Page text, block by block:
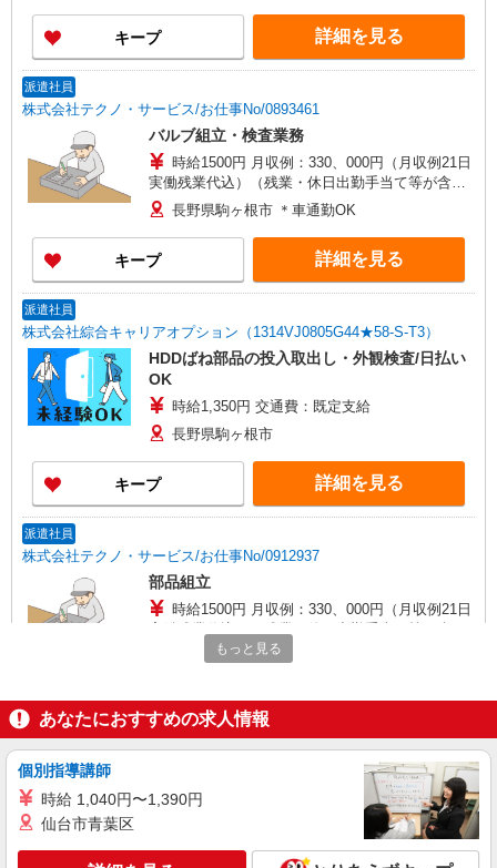
キープ 詳細を見る
派遣社員
株式会社テクノ・サービス/お仕事No/0893461
バルブ組立・検査業務
時給1500円 月収例：330、000円（月収例21日
実働残業代込）（残業・休日出勤手当て等が含ま
れています） 交通費全額支給
長野県駒ヶ根市 ＊車通勤OK
キープ 詳細を見る
派遣社員
株式会社綜合キャリアオプション（1314VJ0805G44★58-S-T3）
HDDばね部品の投入取出し・外観検査/日払い
OK
時給1,350円 交通費：既定支給
長野県駒ヶ根市
キープ 詳細を見る
派遣社員
株式会社テクノ・サービス/お仕事No/0912937
部品組立
時給1500円 月収例：330、000円（月収例21日
れています） 交通費全額支給
長野県駒ヶ根市 ＊車通勤OK
キープ 詳細を見る
株式会社綜合キャリアオプション（1314VJ0805G43★89-N-T4）
医療用装置のキカイ操作・顕微鏡はんだ付け/
時給1,350円 交通費：既定支給
もっと見る
あなたにおすすめの求人情報
個別指導講師
時給 1,040円〜1,390円
仙台市青葉区